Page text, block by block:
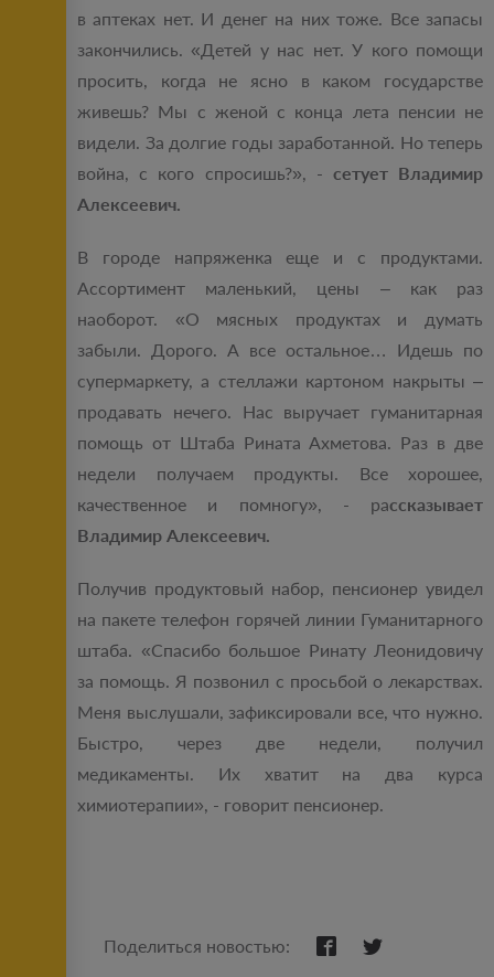
в аптеках нет. И денег на них тоже. Все запасы
закончились. «Детей у нас нет. У кого помощи
просить, когда не ясно в каком государстве
живешь? Мы с женой с конца лета пенсии не
видели. За долгие годы заработанной. Но теперь
война, с кого спросишь?», - сетует Владимир
Алексеевич.
В городе напряженка еще и с продуктами.
Ассортимент маленький, цены – как раз
наоборот. «О мясных продуктах и думать
забыли. Дорого. А все остальное… Идешь по
супермаркету, а стеллажи картоном накрыты –
продавать нечего. Нас выручает гуманитарная
помощь от Штаба Рината Ахметова. Раз в две
недели получаем продукты. Все хорошее,
качественное и помногу», - рассказывает
Владимир Алексеевич.
Получив продуктовый набор, пенсионер увидел
на пакете телефон горячей линии Гуманитарного
штаба. «Спасибо большое Ринату Леонидовичу
за помощь. Я позвонил с просьбой о лекарствах.
Меня выслушали, зафиксировали все, что нужно.
Быстро, через две недели, получил
медикаменты. Их хватит на два курса
химиотерапии», - говорит пенсионер.
Поделиться новостью: